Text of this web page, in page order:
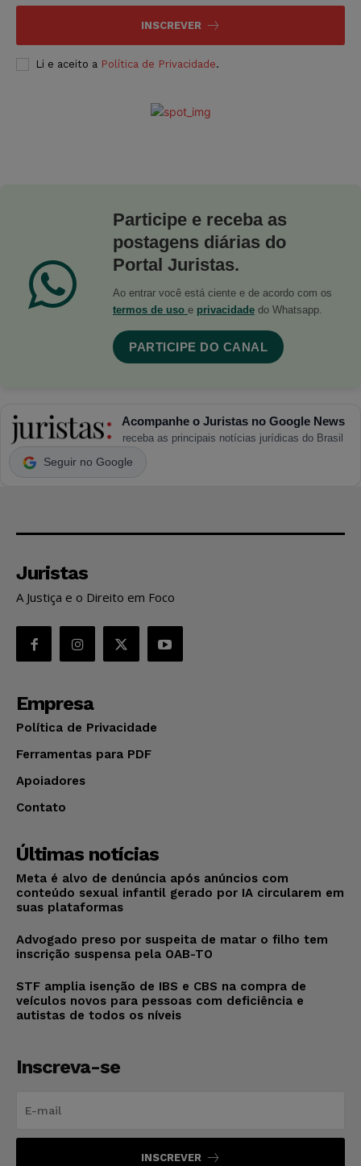
INSCREVER
Li e aceito a Política de Privacidade.
Participe e receba as
postagens diárias do
Portal Juristas.
Ao entrar você está ciente e de acordo com os
termos de uso e privacidade do Whatsapp.
PARTICIPE DO CANAL
Acompanhe o Juristas no Google News
receba as principais notícias jurídicas do Brasil
Seguir no Google
Juristas
A Justiça e o Direito em Foco
Empresa
Política de Privacidade
Ferramentas para PDF
Apoiadores
Contato
Últimas notícias
Meta é alvo de denúncia após anúncios com
conteúdo sexual infantil gerado por IA circularem em
suas plataformas
Advogado preso por suspeita de matar o filho tem
inscrição suspensa pela OAB-TO
STF amplia isenção de IBS e CBS na compra de
veículos novos para pessoas com deficiência e
autistas de todos os níveis
Inscreva-se
INSCREVER